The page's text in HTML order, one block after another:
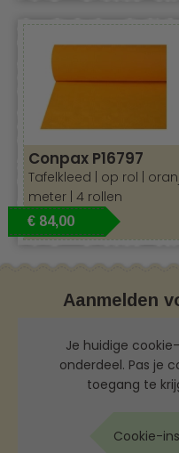
Conpax P16797
Tafelkleed | op rol |
meter | 4 rollen
€ 84,00
Aanmelden
Je huidige
onderdeel. Pas je
toegang te
Cookie-